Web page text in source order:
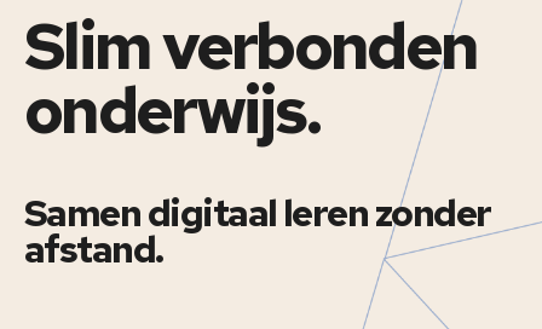
Slim verbonden
onderwijs.
Samen digitaal leren zonder
afstand.